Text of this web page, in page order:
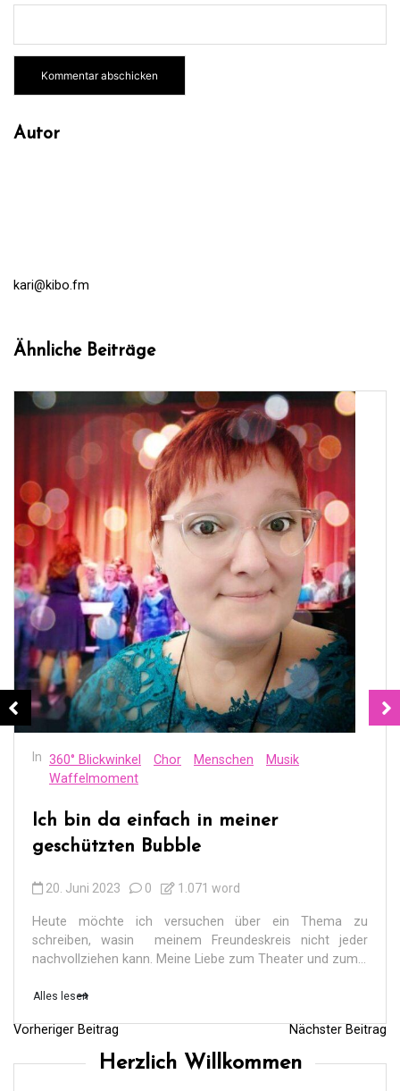
Autor
kari@kibo.fm
Ähnliche Beiträge
In 360° Blickwinkel Chor Menschen
Musik
Waffelmoment
Ich bin da einfach in meiner
geschützten Bubble
20. Juni 2023 0 1.071 word
Heute möchte ich versuchen über ein Thema zu
schreiben, wasin meinem Freundeskreis nicht jeder
nachvollziehen kann. Meine Liebe zum Theater und zum...
Alles lesen
B
e
Vorheriger Beitrag Nächster Beitrag
Herzlich Willkommen